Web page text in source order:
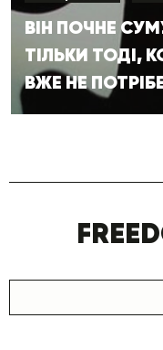
ВІН ПОЧНЕ
ТІЛЬКИ ТОДІ,
ВЖЕ НЕ